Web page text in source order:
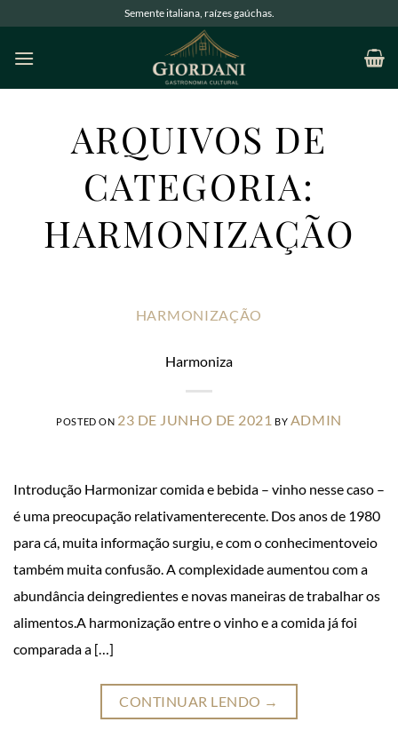
Semente italiana, raízes gaúchas.
ARQUIVOS DE
CATEGORIA:
HARMONIZAÇÃO
HARMONIZAÇÃO
Harmoniza
POSTED ON 23 DE JUNHO DE 2021 BY ADMIN
Introdução Harmonizar comida e bebida – vinho nesse caso –
é uma preocupação relativamenterecente. Dos anos de 1980
para cá, muita informação surgiu, e com o conhecimentoveio
também muita confusão. A complexidade aumentou com a
abundância deingredientes e novas maneiras de trabalhar os
alimentos.A harmonização entre o vinho e a comida já foi
comparada a […]
CONTINUAR LENDO →